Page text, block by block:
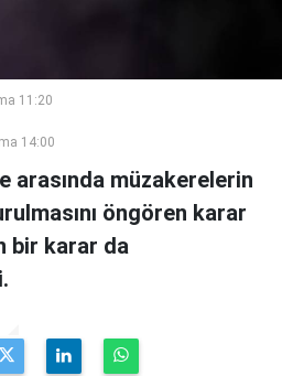
11:20
14:00
arasında müzakerelerin
öngören karar
bir karar da